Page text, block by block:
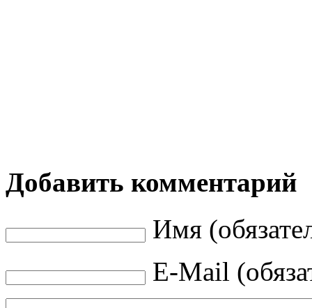
Добавить комментарий
Имя
E-Mail